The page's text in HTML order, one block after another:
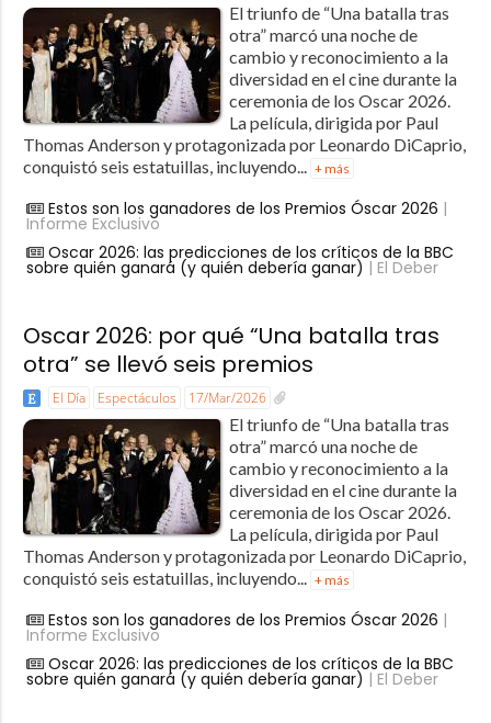
El triunfo de “Una batalla tras
otra” marcó una noche de
cambio y reconocimiento a la
diversidad en el cine durante la
ceremonia de los Oscar 2026.
La película, dirigida por Paul
Thomas Anderson y protagonizada por Leonardo DiCaprio,
conquistó seis estatuillas, incluyendo... + más
Estos son los ganadores de los Premios Óscar 2026 |
Informe Exclusivo
Oscar 2026: las predicciones de los críticos de la BBC
sobre quién ganará (y quién debería ganar) | El Deber
Oscar 2026: por qué “Una batalla tras
otra” se llevó seis premios
El Día Espectáculos 17/Mar/2026
El triunfo de “Una batalla tras
otra” marcó una noche de
cambio y reconocimiento a la
diversidad en el cine durante la
ceremonia de los Oscar 2026.
La película, dirigida por Paul
Thomas Anderson y protagonizada por Leonardo DiCaprio,
conquistó seis estatuillas, incluyendo...
+ más
Estos son los ganadores de los Premios Óscar 2026 |
Informe Exclusivo
Oscar 2026: las predicciones de los críticos de la BBC
sobre quién ganará (y quién debería ganar) | El Deber